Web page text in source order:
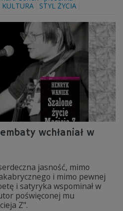
KULTURA STYL ŻYCIA
wchłaniał w
jasność, mimo
i mimo pewnej
i satyryka wspominał w
poświęconej mu
Z".